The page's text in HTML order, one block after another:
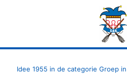
Idee 1955 in de categorie Groep